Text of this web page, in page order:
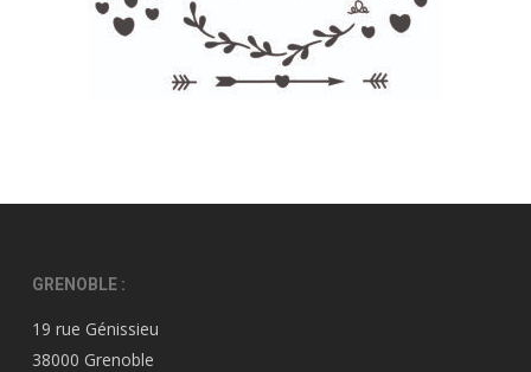
GRENOBLE :
19 rue Génissieu
38000 Grenoble